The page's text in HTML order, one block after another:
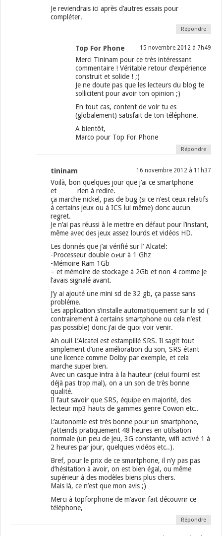
Je reviendrais ici après d’autres essais pour
compléter.
Répondre
Top For Phone 15 novembre 2012 à 7h49
Merci Tininam pour ce très intéressant
commentaire ! Véritable retour d’expérience
construit et solide ! ;)
Je ne doute pas que les lecteurs du blog te
sollicitent pour avoir ton opinion ;)
En tout cas, content de voir tu es
(globalement) satisfait de ton téléphone.
A bientôt,
Marco pour Top For Phone
Répondre
tininam 16 novembre 2012 à 11h37
Voilà, bon quelques jour que j’ai ce smartphone
et………rien à redire.
ça marche nickel, pas de bug (si ce n’est ceux relatifs
à certains jeux ou à ICS lui même) donc aucun
regret.
Je n’ai pas réussi à le mettre en défaut pour l’instant,
même avec des jeux assez lourds et vidéos HD.
Les donnés que j’ai vérifié sur l’ Alcatel:
-Processeur double cœur à 1 Ghz
-Mémoire Ram 1Gb
– et mémoire de stockage à 2Gb et non 4 comme je
l’avais signalé avant.
J’y ai ajouté une mini sd de 32 gb, ça passe sans
probléme.
Les application s’installe automatiquement sur la sd (
contrairement à certains smartphone ou cela n’est
pas possible) donc j’ai de quoi voir venir.
Ah oui! L’Alcatel est estampillé SRS. Il sagit tout
simplement d’une amélioration du son, SRS étant
une licence comme Dolby par exemple, et cela
marche super bien.
Avec un casque intra à la hauteur (celui fourni est
déjà pas trop mal), on a un son de très bonne
qualité.
Il faut savoir que SRS, équipe en majorité, des
lecteur mp3 hauts de gammes genre Cowon etc..
L’autonomie est très bonne pour un smartphone,
j’atteinds pratiquement 48 heures en utilsation
normale (un peu de jeu, 3G constante, wifi activé 1 à
2 heures par jour, quelques vidéos etc..).
Bref, pour le prix de ce smartphone, il n’y pas pas
d’hésitation à avoir, on est bien égal, ou même
supérieur à des modèles biens plus chers.
Mais là, ce n’est que mon avis ;)
Merci à topforphone de m’avoir fait découvrir ce
téléphone,
Répondre